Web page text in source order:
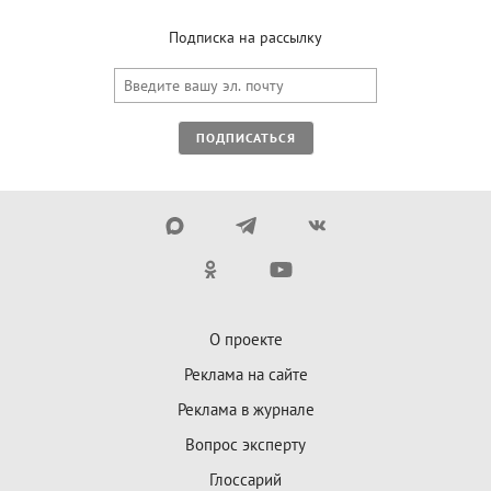
Подписка на рассылку
ПОДПИСАТЬСЯ
О проекте
Реклама на сайте
Реклама в журнале
Вопрос эксперту
Глоссарий